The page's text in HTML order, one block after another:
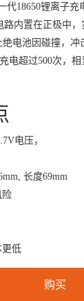
代18650锂离子充
内置在正极中，
绝电池因碰撞，
电超过500次，
电压，
长度69mm
险
低
购买